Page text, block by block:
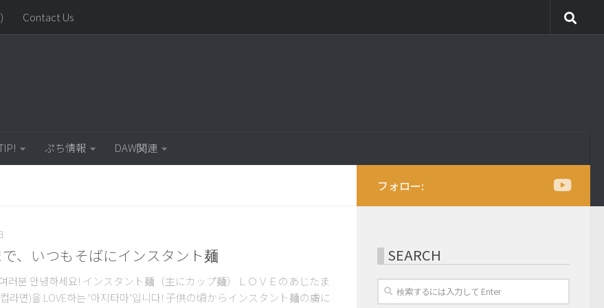
Contact Us
ぷち情報 DAW関連
、いつもそばにインスタント麺
러분 안녕하세요! インスタント麺（主にカップ麺）ＬＯＶＥのあじたま
라면)을 LOVE하는 ‘아지타마’입니다! 子供の頃からインスタント麺の虜に
フォロー:
SEARCH